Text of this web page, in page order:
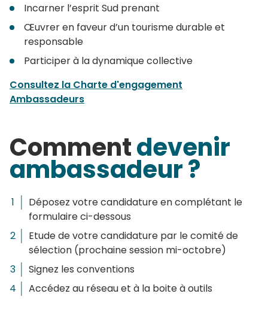
Incarner l’esprit Sud prenant
Œuvrer en faveur d’un tourisme durable et
responsable
Participer à la dynamique collective
Consultez la Charte d'engagement
Ambassadeurs
Commentdevenir
ambassadeur ?
Déposez votre candidature en complétant le
formulaire ci-dessous
Etude de votre candidature par le comité de
sélection (prochaine session mi-octobre)
Signez les conventions
Accédez au réseau et à la boite à outils